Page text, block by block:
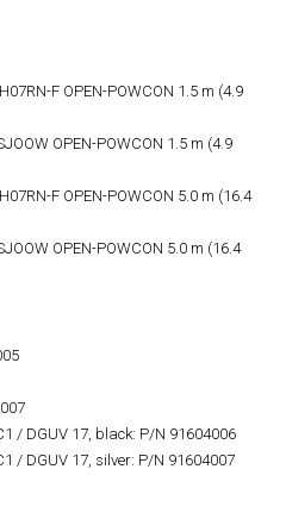
F OPEN-POWCON 1.5 m (4.9
OPEN-POWCON 1.5 m (4.9
F OPEN-POWCON 5.0 m (16.4
OPEN-POWCON 5.0 m (16.4
/ DGUV 17, black: P/N 91604006
/ DGUV 17, silver: P/N 91604007